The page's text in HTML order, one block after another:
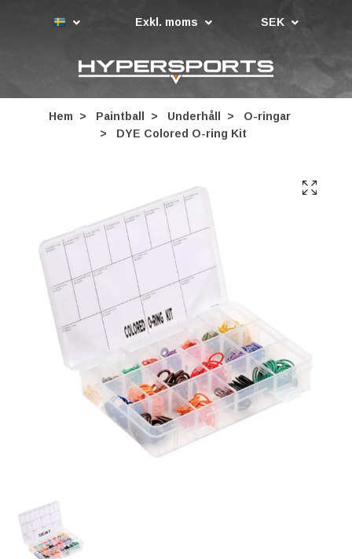
Exkl. moms SEK
Hem Paintball Underhåll
O-ringar
DYE Colored O-ring Kit